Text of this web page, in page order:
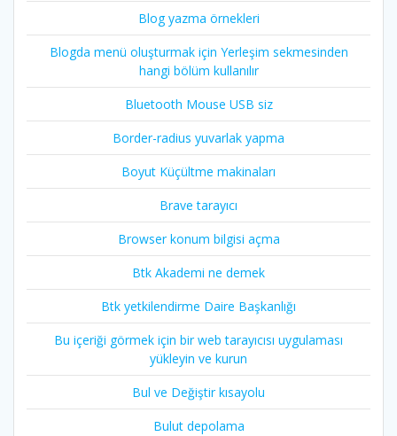
Blog yazma örnekleri
Blogda menü oluşturmak için Yerleşim sekmesinden
hangi bölüm kullanılır
Bluetooth Mouse USB siz
Border-radius yuvarlak yapma
Boyut Küçültme makinaları
Brave tarayıcı
Browser konum bilgisi açma
Btk Akademi ne demek
Btk yetkilendirme Daire Başkanlığı
Bu içeriği görmek için bir web tarayıcısı uygulaması
yükleyin ve kurun
Bul ve Değiştir kısayolu
Bulut depolama